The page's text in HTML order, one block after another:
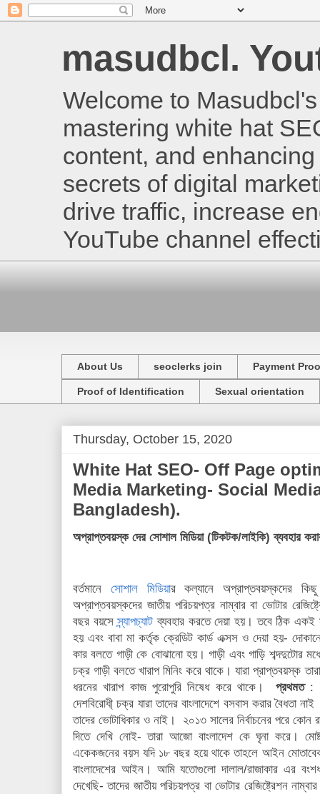
masudbcl.
Welcome to
mastering white hat
content, and
secrets of digital
drive traffic, increase
YouTube channel
About Us seoclerks join Payment
Proof of Identification Sexual orientation
Thursday, October 15, 2020
White Hat SEO- Off Page
Media Marketing- Social
Bangladesh).
অপ্রাপ্তবয়স্ক দের সোশাল মিডিয়া (টিকটক/লাইকি) ব্যবহার
বর্তমানে সোশাল মিডিয়ার কল্যানে অপ্রাপ্তবয়স্কদের
অপ্রাপ্তবয়স্কদের জাতীয় পরিচয়পত্র নাম্বার বা ভোটার
বছর বয়সেস্ন্যাপচ্যাট ব্যবহার করতে দেয়া হয়। তবে ঠিক
হয় এবং বাবা মা কর্তৃক ক্রেডিট কার্ড এক্সস ও দেয়া হয়-
কার বলতে গাড়ী কে বোঝানো হয়। গাড়ী এবং গাড়ি শব্দদুটোর
চক্র গাড়ী বলতে খারাপ মিনিং করে থাকে। যারা প্রাপ্তবয়স্ক
ধরনের খারাপ কাজ পুরোপুরি নিষেধ করে থাকে। প্রথমত:
দেশবিরোধী্ চক্র যারা তাদের বাংলাদেশে বসবাস করার বৈধতা
তাদের ভোটাধিকার ও নাই। ২০১৩ সালের নির্বাচনের পরে কোন
দিতে দেখি নােই- তারা আজো বাংলাদেশ কে ঘৃনা করে।
একেকজনের বয়স যদি ১৮ বছর হয়ে থাকে তাহলে আইন
বাংলাদেশের আইন। আমি যতোগুলো দালাল/রাজাকার এর
দেখেছি- তাদের জাতীয় পরিচয়পত্র বা ভোটার রেজিষ্ট্রেশন